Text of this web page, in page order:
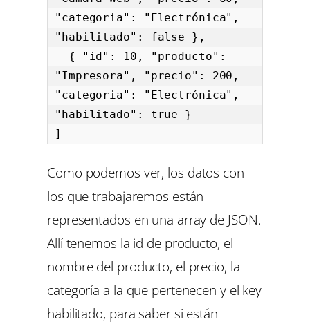
"categoria": "Electrónica",
"habilitado": false },
"Impresora", "precio": 200,
"categoria": "Electrónica",
"habilitado": true }
]
Como podemos ver, los datos con
los que trabajaremos están
representados en una array de JSON.
Allí tenemos la id de producto, el
nombre del producto, el precio, la
categoría a la que pertenecen y el key
habilitado, para saber si están